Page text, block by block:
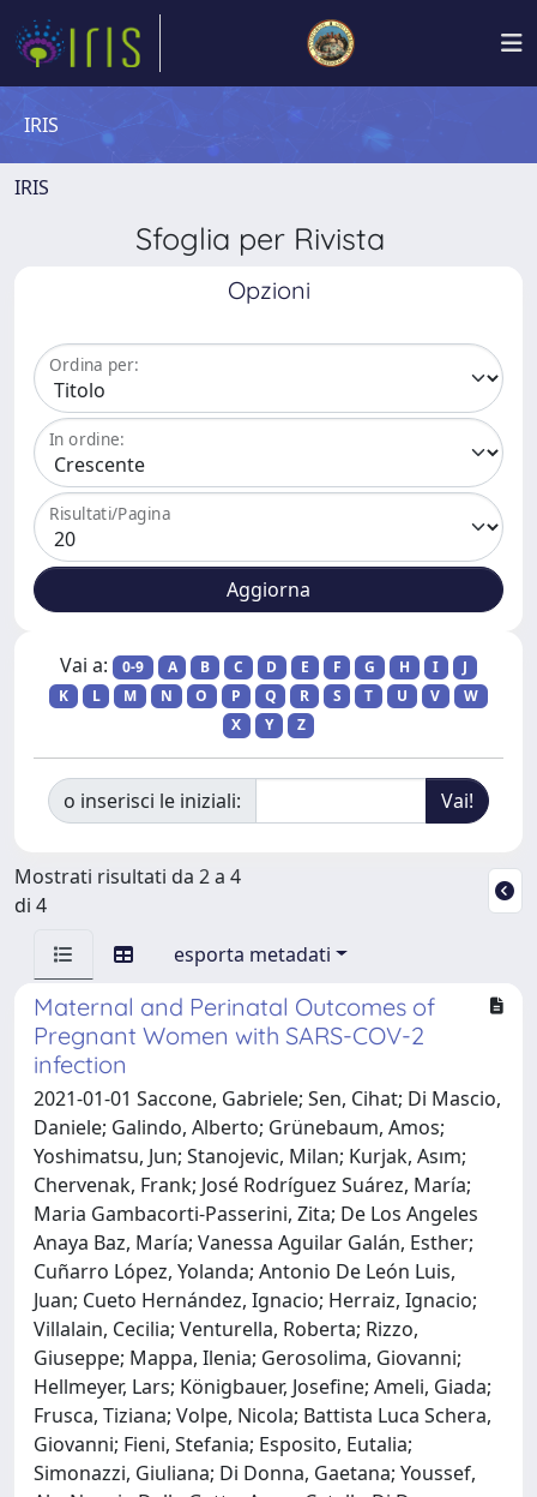
IRIS
IRIS
Sfoglia per Rivista
Opzioni
Ordina per:
In ordine:
Risultati/Pagina
Vai a: 0-9 A B C D E F G H I
J
K
L M N O P Q R S T U V
W
X
Y Z
o inserisci le iniziali:
Mostrati risultati da 2 a 4
di 4
esporta metadati
Maternal and Perinatal Outcomes of
Pregnant Women with SARS-COV-2
infection
2021-01-01 Saccone, Gabriele; Sen, Cihat; Di Mascio,
Daniele; Galindo, Alberto; Grünebaum, Amos;
Yoshimatsu, Jun; Stanojevic, Milan; Kurjak, Asım;
Chervenak, Frank; José Rodríguez Suárez, María;
Maria Gambacorti-Passerini, Zita; De Los Angeles
Anaya Baz, María; Vanessa Aguilar Galán, Esther;
Cuñarro López, Yolanda; Antonio De León Luis,
Juan; Cueto Hernández, Ignacio; Herraiz, Ignacio;
Villalain, Cecilia; Venturella, Roberta; Rizzo,
Giuseppe; Mappa, Ilenia; Gerosolima, Giovanni;
Hellmeyer, Lars; Königbauer, Josefine; Ameli, Giada;
Frusca, Tiziana; Volpe, Nicola; Battista Luca Schera,
Giovanni; Fieni, Stefania; Esposito, Eutalia;
Simonazzi, Giuliana; Di Donna, Gaetana; Youssef,